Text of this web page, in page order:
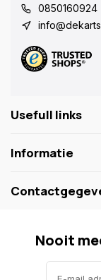
0850160924
Usefull links
Informatie
Nooit